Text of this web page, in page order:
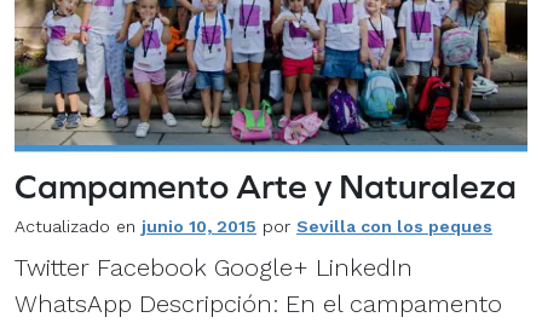
Campamento Arte y Naturaleza
Actualizado en junio 10, 2015 por Sevilla con los peques
Twitter Facebook Google+ LinkedIn
WhatsApp Descripción: En el campamento